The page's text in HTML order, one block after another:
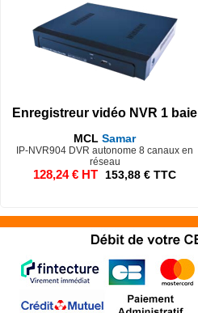
Enregistreur vidéo NVR 1 baie
MCL Samar
IP-NVR904 DVR autonome 8 canaux en
réseau
128,24 € HT 153,88 € TTC